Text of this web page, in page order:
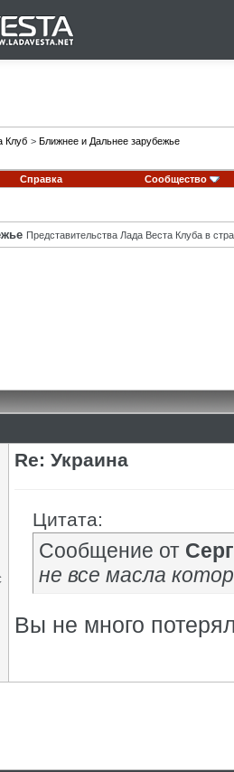
Клуб > Ближнее и Дальнее зарубежье
Справка Сообщество
Представительства Лада Веста Клуба в
Re: Украина
Цитата:
Сообщение от
не все масла
Вы не много